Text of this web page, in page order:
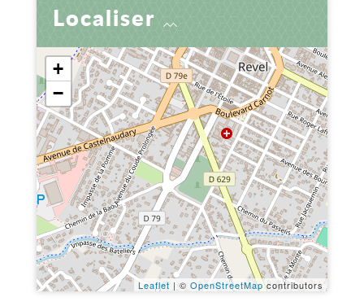
Localiser
+
−
Leaflet | ©OpenStreetMapcontributors